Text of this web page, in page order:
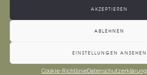
AKZEPTIEREN
ABLEHNEN
EINSTELLUNGEN ANSEHEN
Cookie-RichtlinieDatenschutzerklärung
Kontakt